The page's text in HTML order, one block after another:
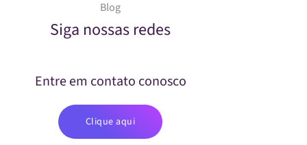
Blog
Siga nossas redes
Entre em contato conosco
Clique aqui